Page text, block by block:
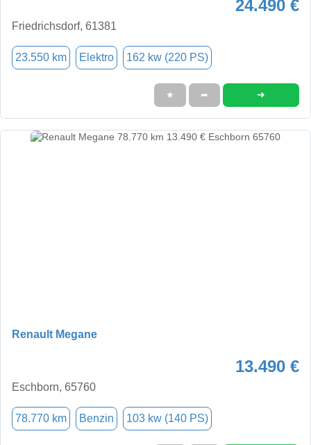
24.490 €
Friedrichsdorf, 61381
23.550 km Elektro 162 kw (220 PS)
★ ➦ ➜
Renault Megane
13.490 €
Eschborn, 65760
78.770 km Benzin 103 kw (140 PS)